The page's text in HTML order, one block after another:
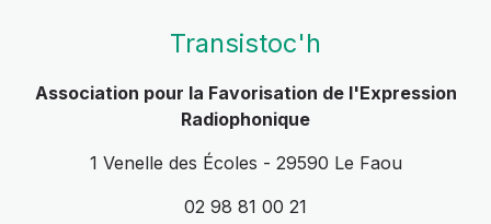
Transistoc'h
Association pour la Favorisation de l'Expression
Radiophonique
1 Venelle des Écoles - 29590 Le Faou
02 98 81 00 21